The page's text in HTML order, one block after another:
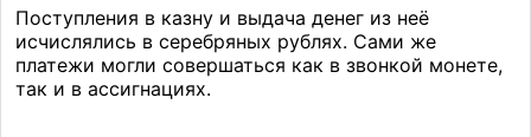
Поступления в казну и выдача денег из неё
исчислялись в серебряных рублях. Сами же
платежи могли совершаться как в звонкой монете,
так и в ассигнациях.